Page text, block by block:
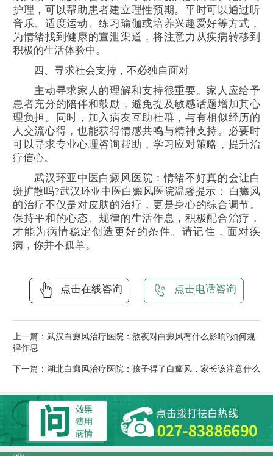
护理，可以帮助患者建立理性预期。平时可以通过听
音乐、适度运动、练习瑜伽或培养兴趣爱好等方式，
为情绪找到健康的宣泄渠道，将注意力从疾病转移到
积极的生活体验中。
四、寻求社会支持，不必独自面对
主动寻求家人的理解和支持很重要。家人应给予
患者充分的陪伴和鼓励，避免提及敏感话题增加其心
理负担。同时，加入病友互助社群，与有相似经历的
人交流心得，也能获得情感共鸣与精神支持。必要时
可以寻求专业心理咨询帮助，学习应对策略，提升治
疗信心。
武汉环亚中医白癜风医院：情绪不好真的会让白
斑扩散吗?武汉环亚中医白癜风医院温馨提示： 白癜风
的治疗不仅是对皮肤的治疗，更是身心的综合调节。
保持平和的心态、规律的生活作息，积极配合治疗，
才能为病情稳定创造更好的条件。请记住，面对疾
病，你并不孤单。
点击在线咨询 点击电话咨询
上一篇： 武汉白癜风治疗医院：熬夜对白癜风有什么影响?如何规
律作息
下一篇： 湖北白癜风治疗医院：孩子得了白癜风，家长该注意什么